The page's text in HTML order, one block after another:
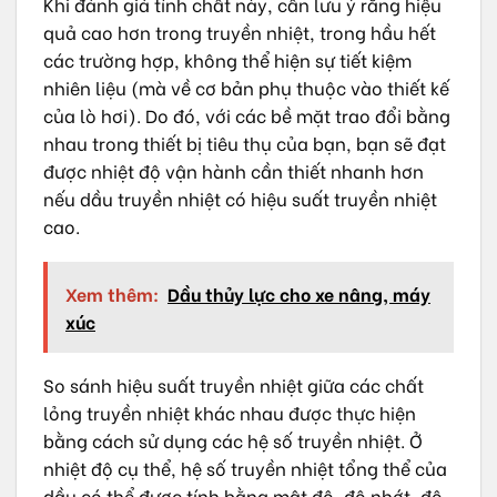
quả cao hơn trong truyền nhiệt, trong hầu hết
các trường hợp, không thể hiện sự tiết kiệm
nhiên liệu (mà về cơ bản phụ thuộc vào thiết kế
của lò hơi). Do đó, với các bề mặt trao đổi bằng
nhau trong thiết bị tiêu thụ của bạn, bạn sẽ đạt
được nhiệt độ vận hành cần thiết nhanh hơn
nếu dầu truyền nhiệt có hiệu suất truyền nhiệt
cao.
Xem thêm: Dầu thủy lực cho xe nâng, máy
xúc
So sánh hiệu suất truyền nhiệt giữa các chất
lỏng truyền nhiệt khác nhau được thực hiện
bằng cách sử dụng các hệ số truyền nhiệt. Ở
nhiệt độ cụ thể, hệ số truyền nhiệt tổng thể của